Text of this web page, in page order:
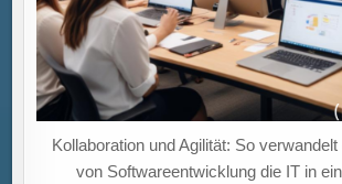
Kollaboration und Agilität: So
von Softwareentwicklung die IT in